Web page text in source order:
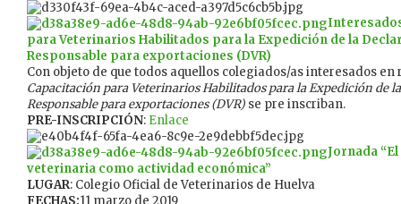
para Veterinarios Habilitados para la Expedición de la
Responsable para exportaciones (DVR)
Con objeto de que todos aquellos colegiados/as interesados
Capacitación para Veterinarios Habilitados para la Expedición de
Responsable para exportaciones (DVR) se pre inscriban.
PRE-INSCRIPCIÓN: Enlace
Jornada
veterinaria como actividad económica”
LUGAR: Colegio Oficial de Veterinarios de Huelva
FECHAS:11 marzo de 2019